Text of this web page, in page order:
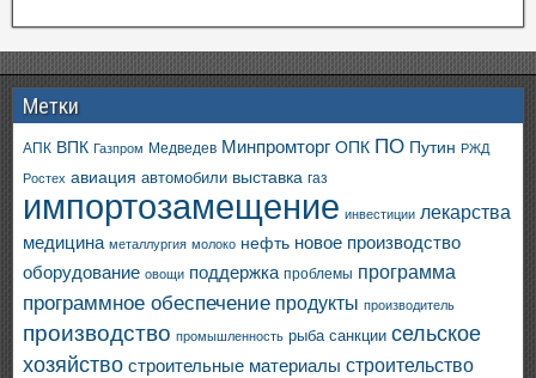
Метки
АПК ВПК Газпром Медведев Минпромторг ОПК ПО Путин РЖД
Ростех авиация автомобили выставка газ
импортозамещение инвестиции лекарства
медицина металлургия молоко нефть новое производство
оборудование овощи поддержка проблемы программа
программное обеспечение продукты производитель
производство промышленность рыба санкции сельское
хозяйство строительные материалы строительство